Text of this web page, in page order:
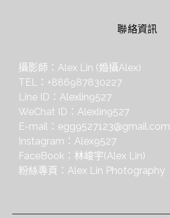
聯絡資訊
攝影師：Alex Lin (婚攝Alex)
TEL：+886987830227
Line ID： Alexlin9527
WeChat ID： Alexlin9527
E-mail： egg9527123@gmail.com
Instagram： Alex9527
FaceBook： 林峻宇(Alex Lin)
粉絲專頁： Alex Lin Photography